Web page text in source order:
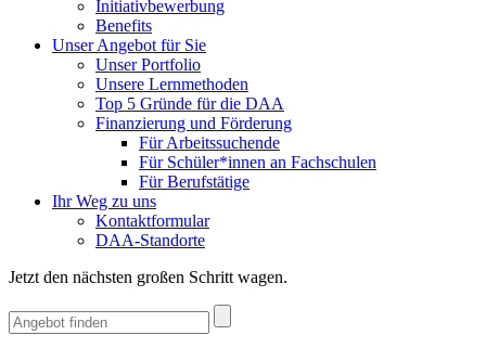
Initiativbewerbung
Benefits
Unser Angebot für Sie
Unser Portfolio
Unsere Lernmethoden
Top 5 Gründe für die DAA
Finanzierung und Förderung
Für Arbeitssuchende
Für Schüler*innen an Fachschulen
Für Berufstätige
Ihr Weg zu uns
Kontaktformular
DAA-Standorte
Jetzt den nächsten großen Schritt wagen.